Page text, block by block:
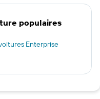
populaires
Enterprise